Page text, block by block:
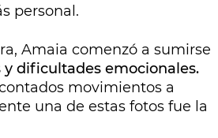
personal.
Amaia comenzó a sumirse
dificultades emocionales.
movimientos a
una de estas fotos fue la